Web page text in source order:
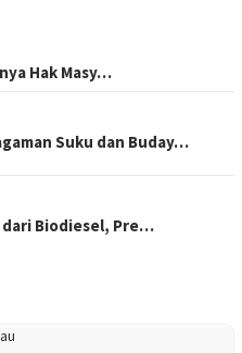
Hak Masy…
Suku dan Buday…
dari Biodiesel, Pre…